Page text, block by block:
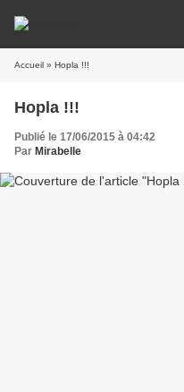
Accueil » Hopla !!!
Hopla !!!
Publié le 17/06/2015 à 04:42
Par Mirabelle